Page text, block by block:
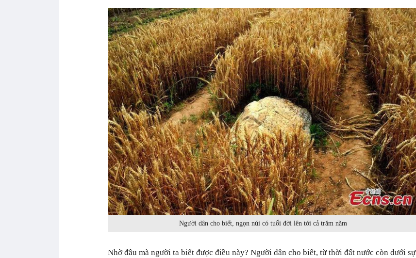
Người dân cho biết, ngọn núi có tuổi đời lên tới cả trăm năm
Nhờ đâu mà người ta biết được điều này? Người dân cho biết, từ thời đất nước còn dưới sự